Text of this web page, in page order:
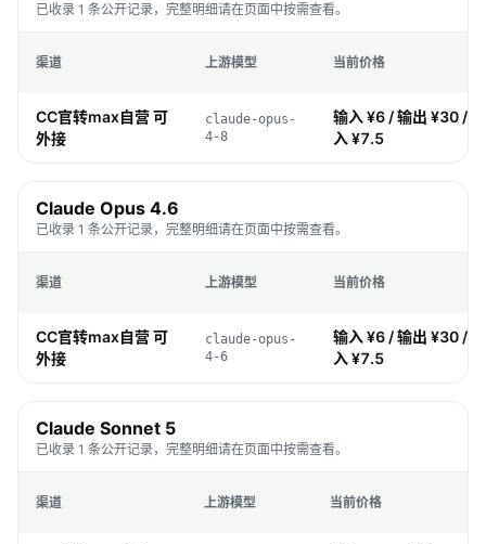
已收录 1 条公开记录，完整明细请在页面中按需查看。
渠道 上游模型 当前价格
CC官转max自营 可
外接
claude-opus-
4-8
输入 ¥6 / 输出 ¥30 /
入 ¥7.5
Claude Opus 4.6
已收录 1 条公开记录，完整明细请在页面中按需查看。
渠道 上游模型 当前价格
CC官转max自营 可
外接
claude-opus-
4-6
输入 ¥6 / 输出 ¥30 /
入 ¥7.5
Claude Sonnet 5
已收录 1 条公开记录，完整明细请在页面中按需查看。
渠道 上游模型 当前价格